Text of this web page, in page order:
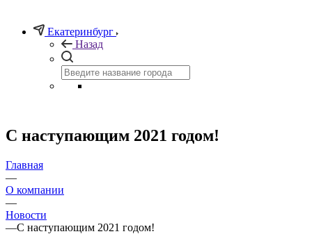
Екатеринбург
Назад
С наступающим 2021 годом!
Главная
—
О компании
—
Новости
—С наступающим 2021 годом!